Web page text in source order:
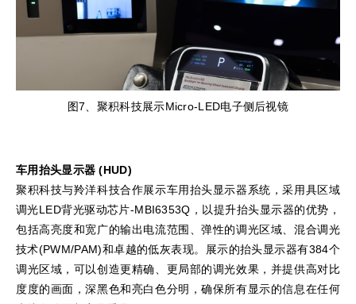
图7、聚积科技展示Micro-LED电子侧后视镜
车用抬头显示器 (HUD)
聚积科技与羚洋科技合作展示车用抬头显示器系统，采用具区域
调光LED背光驱动芯片-MBI6353Q，以提升抬头显示器的优势，
包括高亮度和宽广的输出电流范围、弹性的调光区域、混合调光
技术(PWM/PAM)和卓越的低灰表现。展示的抬头显示器有384个
调光区域，可以创造更精确、更局部的调光效果，并提供高对比
度度的画面，深黑色和亮白色分明，确保所有显示的信息在任何